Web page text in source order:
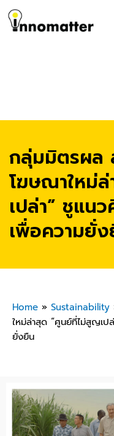
กลุ่มมิตรผล
โฆษณาใหม่
เปล่า” ชูแน
เพื่อความยั่
Home » Sustainability
ใหม่ล่าสุด “ศูนย์ที่ไม่สูญเป
ยั่งยืน